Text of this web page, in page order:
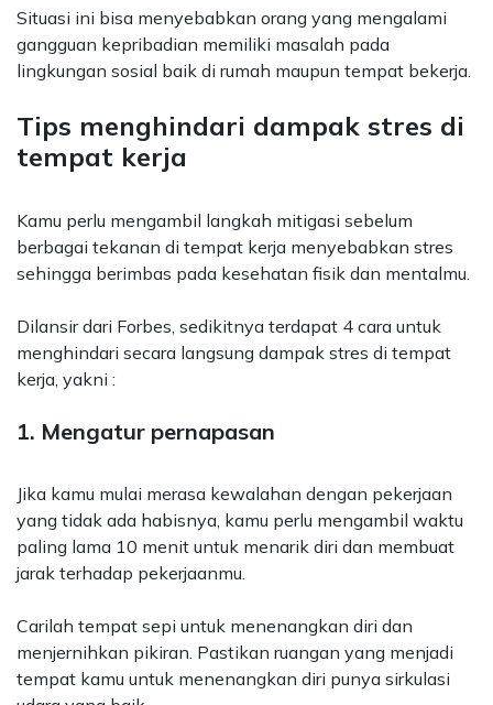
Situasi ini bisa menyebabkan orang yang mengalami
gangguan kepribadian memiliki masalah pada
lingkungan sosial baik di rumah maupun tempat bekerja.
Tips menghindari dampak stres di
tempat kerja
Kamu perlu mengambil langkah mitigasi sebelum
berbagai tekanan di tempat kerja menyebabkan stres
sehingga berimbas pada kesehatan fisik dan mentalmu.
Dilansir dari Forbes , sedikitnya terdapat 4 cara untuk
menghindari secara langsung dampak stres di tempat
kerja, yakni :
1. Mengatur pernapasan
Jika kamu mulai merasa kewalahan dengan pekerjaan
yang tidak ada habisnya, kamu perlu mengambil waktu
paling lama 10 menit untuk menarik diri dan membuat
jarak terhadap pekerjaanmu.
Carilah tempat sepi untuk menenangkan diri dan
menjernihkan pikiran. Pastikan ruangan yang menjadi
tempat kamu untuk menenangkan diri punya sirkulasi